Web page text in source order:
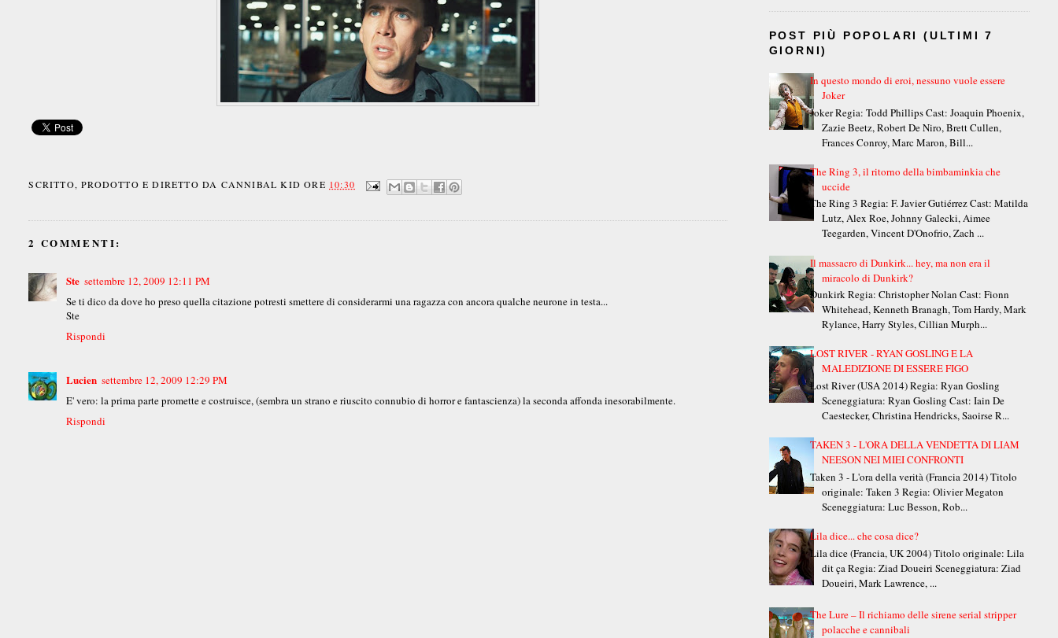
SCRITTO, PRODOTTO E DIRETTO DA CANNIBAL KID ORE 10:30
2 COMMENTI:
Ste settembre 12, 2009 12:11 PM
Se ti dico da dove ho preso quella citazione potresti smettere di considerarmi una ragazza con ancora qualche neurone in testa...
Ste
Rispondi
Lucien settembre 12, 2009 12:29 PM
E' vero: la prima parte promette e costruisce, (sembra un strano e riuscito connubio di horror e fantascienza) la seconda affonda inesorabilmente.
Rispondi
POST PIÙ POPOLARI (ULTIMI 7
GIORNI)
In questo mondo di eroi, nessuno vuole essere
Joker
Joker Regia: Todd Phillips Cast: Joaquin Phoenix,
Zazie Beetz, Robert De Niro, Brett Cullen,
Frances Conroy, Marc Maron, Bill...
The Ring 3, il ritorno della bimbaminkia che
uccide
The Ring 3 Regia: F. Javier Gutiérrez Cast: Matilda
Lutz, Alex Roe, Johnny Galecki, Aimee
Teegarden, Vincent D'Onofrio, Zach ...
Il massacro di Dunkirk... hey, ma non era il
miracolo di Dunkirk?
Dunkirk Regia: Christopher Nolan Cast: Fionn
Whitehead, Kenneth Branagh, Tom Hardy, Mark
Rylance, Harry Styles, Cillian Murph...
LOST RIVER - RYAN GOSLING E LA
MALEDIZIONE DI ESSERE FIGO
Lost River (USA 2014) Regia: Ryan Gosling
Sceneggiatura: Ryan Gosling Cast: Iain De
Caestecker, Christina Hendricks, Saoirse R...
TAKEN 3 - L'ORA DELLA VENDETTA DI LIAM
NEESON NEI MIEI CONFRONTI
Taken 3 - L'ora della verità (Francia 2014) Titolo
originale: Taken 3 Regia: Olivier Megaton
Sceneggiatura: Luc Besson, Rob...
Lila dice... che cosa dice?
Lila dice (Francia, UK 2004) Titolo originale: Lila
dit ça Regia: Ziad Doueiri Sceneggiatura: Ziad
Doueiri, Mark Lawrence, ...
The Lure – Il richiamo delle sirene serial stripper
polacche e cannibali